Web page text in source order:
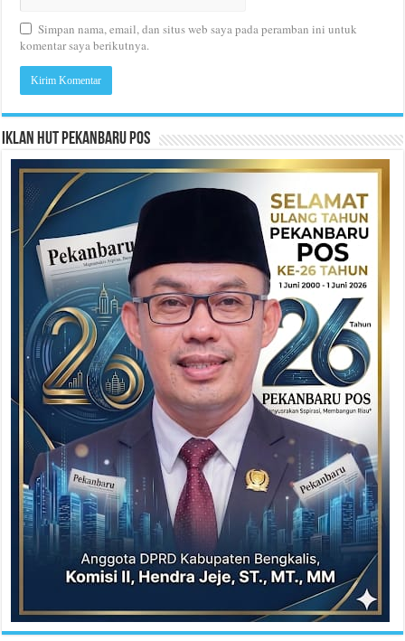
Simpan nama, email, dan situs web saya pada peramban ini untuk
komentar saya berikutnya.
Iklan HUT Pekanbaru Pos